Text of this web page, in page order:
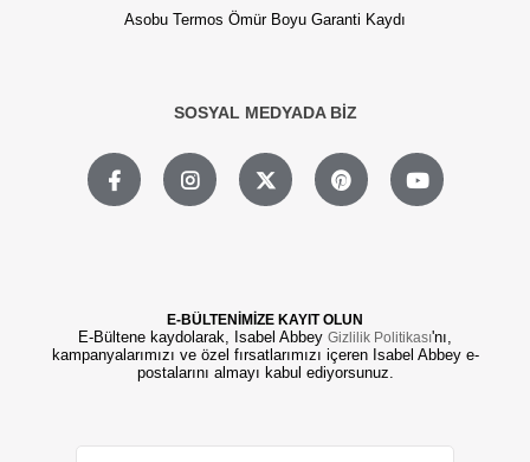
Asobu Termos Ömür Boyu Garanti Kaydı
SOSYAL MEDYADA BİZ
E-BÜLTENİMİZE KAYIT OLUN
E-Bültene kaydolarak, Isabel Abbey Gizlilik Politikası'nı,
kampanyalarımızı ve özel fırsatlarımızı içeren Isabel Abbey e-
postalarını almayı kabul ediyorsunuz.